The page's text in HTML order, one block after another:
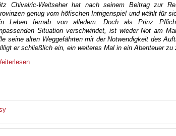
Chivalric-Weitseher hat nach seinem Beitrag zur
genug vom höfischen Intrigenspiel und wählt für
Leben fernab von alledem. Doch als Prinz
Situation verschwindet, ist wieder Not am
seine alten Weggefährten mit der Notwendigkeit des
er schließlich ein, ein weiteres Mal in ein Abenteuer zu